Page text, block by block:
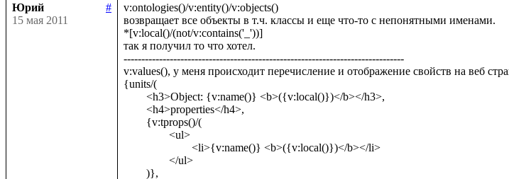
Юрий
#
15 мая 2011
v:ontologies()/v:entity()/v:objects()
возвращает все объекты в т.ч. классы и еще что-то с непонятными именами.
*[v:local()/(not/v:contains('_'))]
так я получил то что хотел.
-------------------------------------------------------------------------------
v:values(), у меня происходит перечисление и отображение свойств на веб
{units/(